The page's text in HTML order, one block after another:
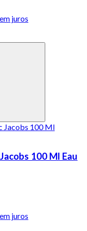
juros
100 Ml Eau
juros